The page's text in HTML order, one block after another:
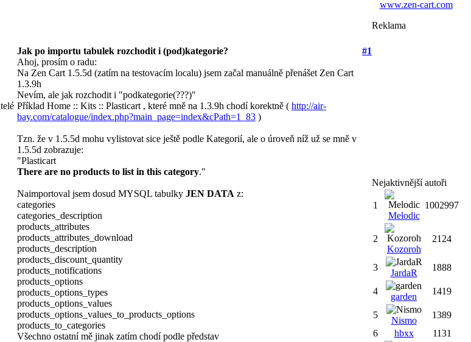
Jak po importu tabulek rozchodit i (pod)kategorie?
#1
Ahoj, prosím o radu:
Na Zen Cart 1.5.5d (zatím na testovacím localu) jsem začal manuálně přenášet Zen Cart
1.3.9h
Nevím, ale jak rozchodit i "podkategorie(???)"
Příklad Home :: Kits :: Plasticart , které mně na 1.3.9h chodí korektně ( http://air-
bay.com/catalogue/index.php?main_page=index&cPath=1_83 )
Tzn. že v 1.5.5d mohu vylistovat sice ještě podle Kategorií, ale o úroveň níž už se mně v
1.5.5d zobrazuje:
"Plasticart
There are no products to list in this category."
Naimportoval jsem dosud MYSQL tabulky JEN DATA z:
categories
categories_description
products_attributes
products_attributes_download
products_description
products_discount_quantity
products_notifications
products_options
products_options_types
products_options_values
products_options_values_to_products_options
products_to_categories
Všechno ostatní mě jinak zatím chodí podle představ
www.zen-cart.com
Reklama
Nejaktivnější autoři
1
Melodic
1002997
2
Kozoroh
2124
3
JardaR
1888
4
garden
1419
5
Nismo
1389
6
hbxx 1131